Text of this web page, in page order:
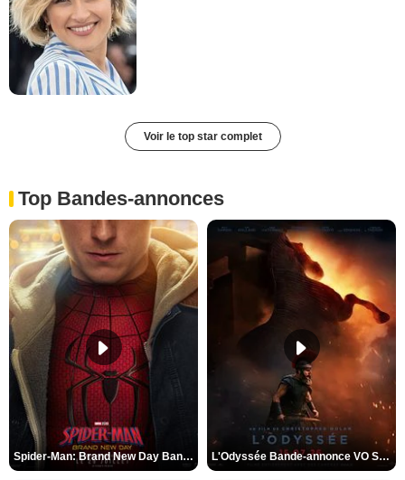
Voir le top star complet
Top Bandes-annonces
Spider-Man: Brand New Day Bande-annonce VO STFR L'Odyssée Bande-annonce VO STFR